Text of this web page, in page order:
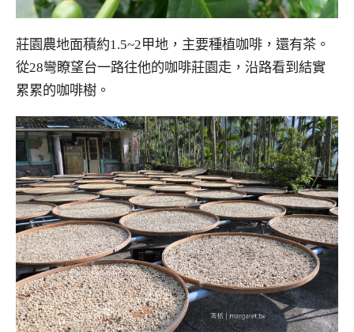
莊園農地面積約1.5~2甲地，主要種植咖啡，還有茶。
從28彎瞭望台一路往他的咖啡莊園走，沿路看到結實
累累的咖啡樹。